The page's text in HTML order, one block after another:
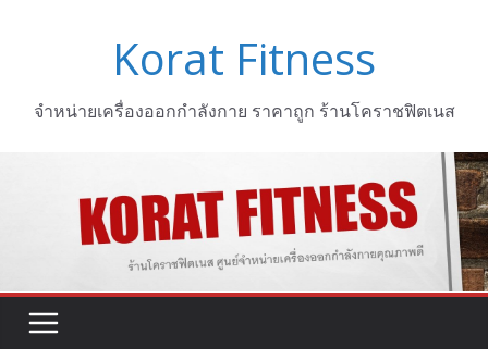
Korat Fitness
จำหน่ายเครื่องออกกำลังกาย ราคาถูก ร้านโคราชฟิตเนส